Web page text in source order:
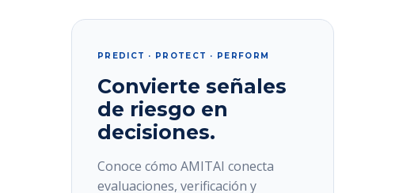
PREDICT · PROTECT · PERFORM
Convierte señales
de riesgo en
decisiones.
Conoce cómo AMITAI conecta
evaluaciones, verificación y